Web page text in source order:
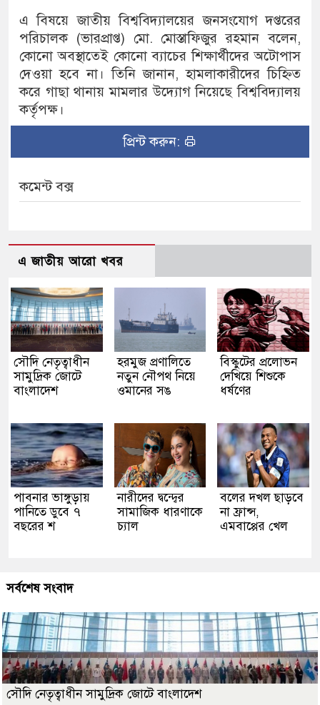
এ বিষয়ে জাতীয় বিশ্ববিদ্যালয়ের জনসংযোগ দপ্তরের
পরিচালক (ভারপ্রাপ্ত) মো. মোস্তাফিজুর রহমান বলেন,
কোনো অবস্থাতেই কোনো ব্যাচের শিক্ষার্থীদের অটোপাস
দেওয়া হবে না। তিনি জানান, হামলাকারীদের চিহ্নিত
করে গাছা থানায় মামলার উদ্যোগ নিয়েছে বিশ্ববিদ্যালয়
কর্তৃপক্ষ।
প্রিন্ট করুন:
কমেন্ট বক্স
এ জাতীয় আরো খবর
সৌদি নেতৃত্বাধীন
সামুদ্রিক জোটে
বাংলাদেশ
হরমুজ প্রণালিতে
নতুন নৌপথ নিয়ে
ওমানের সঙ
বিস্কুটের প্রলোভন
দেখিয়ে শিশুকে
ধর্ষণের
পাবনার ভাঙ্গুড়ায়
পানিতে ডুবে ৭
বছরের শ
নারীদের দ্বন্দ্বের
সামাজিক ধারণাকে
চ্যাল
বলের দখল ছাড়বে
না ফ্রান্স,
এমবাপ্পের খেল
সর্বশেষ সংবাদ
সৌদি নেতৃত্বাধীন সামুদ্রিক জোটে বাংলাদেশ